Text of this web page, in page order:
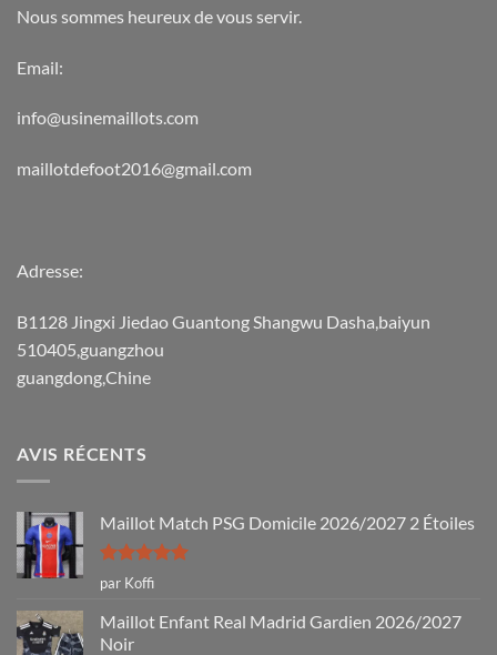
Nous sommes heureux de vous servir.
Email:
info@usinemaillots.com
maillotdefoot2016@gmail.com
Adresse:
B1128 Jingxi Jiedao Guantong Shangwu Dasha,baiyun
510405,guangzhou
guangdong,Chine
AVIS RÉCENTS
Maillot Match PSG Domicile 2026/2027 2 Étoiles
Note5sur
5
par Koffi
Maillot Enfant Real Madrid Gardien 2026/2027
Noir